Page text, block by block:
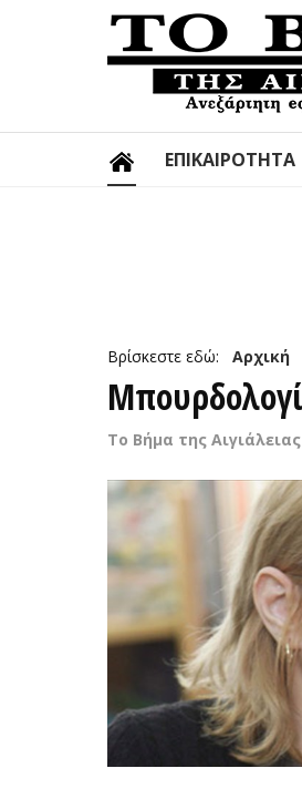
ΕΠΙΚΑΙΡΌΤΗΤΑ
Βρίσκεστε εδώ: Αρχική
Το Βήμα της Αιγιάλειας